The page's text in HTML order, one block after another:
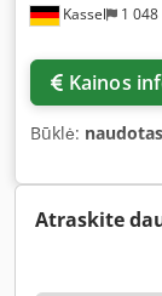
Kassel 1
Kainos
Būklė: naudotas
Atraskite